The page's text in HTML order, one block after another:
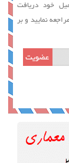
خود دریافت
نمایید و بر